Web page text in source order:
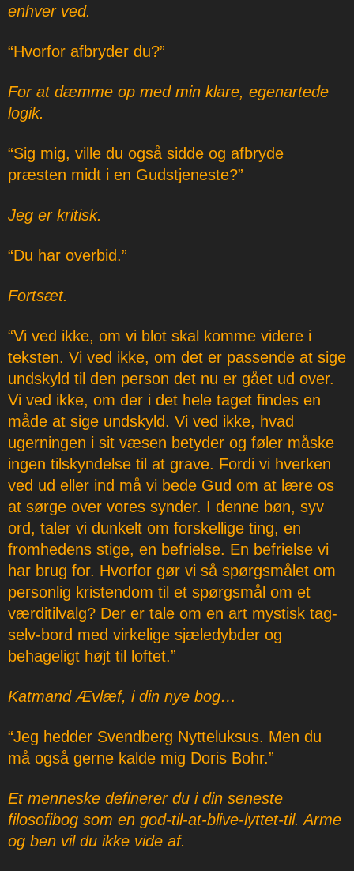
enhver ved.
“Hvorfor afbryder du?”
For at dæmme op med min klare, egenartede
logik.
“Sig mig, ville du også sidde og afbryde
præsten midt i en Gudstjeneste?”
Jeg er kritisk.
“Du har overbid.”
Fortsæt.
“Vi ved ikke, om vi blot skal komme videre i
teksten. Vi ved ikke, om det er passende at sige
undskyld til den person det nu er gået ud over.
Vi ved ikke, om der i det hele taget findes en
måde at sige undskyld. Vi ved ikke, hvad
ugerningen i sit væsen betyder og føler måske
ingen tilskyndelse til at grave. Fordi vi hverken
ved ud eller ind må vi bede Gud om at lære os
at sørge over vores synder. I denne bøn, syv
ord, taler vi dunkelt om forskellige ting, en
fromhedens stige, en befrielse. En befrielse vi
har brug for. Hvorfor gør vi så spørgsmålet om
personlig kristendom til et spørgsmål om et
værditilvalg? Der er tale om en art mystisk tag-
selv-bord med virkelige sjæledybder og
behageligt højt til loftet.”
Katmand Ævlæf, i din nye bog…
“Jeg hedder Svendberg Nytteluksus. Men du
må også gerne kalde mig Doris Bohr.”
Et menneske definerer du i din seneste
filosofibog som en god-til-at-blive-lyttet-til. Arme
og ben vil du ikke vide af.